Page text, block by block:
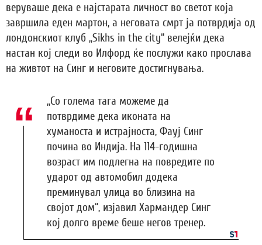
веруваше дека е најстарата личност во светот која
завршила еден мартон, а неговата смрт ја потврдија од
лондонскиот клуб „Sikhs in the city“ велејќи дека
настан кој следи во Илфорд ќе послужи како прослава
на живтот на Синг и неговите достигнувања.
„Со голема тага можеме да
потврдиме дека иконата на
хуманоста и истрајноста, Фауј Синг
почина во Индија. На 114-годишна
возраст им подлегна на повредите по
ударот од автомобил додека
преминувал улица во близина на
својот дом“, изјавил Хармандер Синг
кој долго време беше негов тренер.